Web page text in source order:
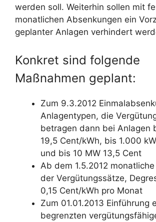
werden soll. Weiterhin sollen mit
monatlichen Absenkungen ein
geplanter Anlagen verhindert
Konkret sind folgende
Maßnahmen geplant:
Zum 9.3.2012
Anlagentypen, die
betragen dann bei Anlagen
19,5 Cent/kWh, bis 1.000
und bis 10 MW 13,5 Cent
Ab dem 1.5.2012
der Vergütungssätze,
0,15 Cent/kWh pro Monat
Zum 01.01.2013 Einführung
begrenzten